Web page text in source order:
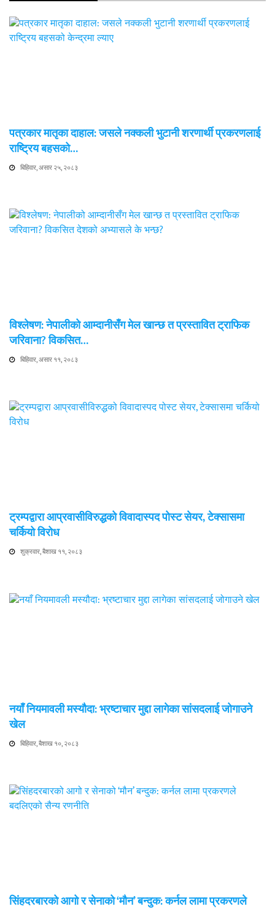
पत्रकार मातृका दाहाल: जसले नक्कली भुटानी शरणार्थी प्रकरणलाई
राष्ट्रिय बहसको…
बिहिवार, असार २५, २०८३
विश्लेषण: नेपालीको आम्दानीसँग मेल खान्छ त प्रस्तावित ट्राफिक
जरिवाना? विकसित…
बिहिवार, असार ११, २०८३
ट्रम्पद्वारा आप्रवासीविरुद्धको विवादास्पद पोस्ट सेयर, टेक्सासमा
चर्कियो विरोध
शुक्रवार, बैशाख ११, २०८३
नयाँ नियमावली मस्यौदा: भ्रष्टाचार मुद्दा लागेका सांसदलाई जोगाउने
खेल
बिहिवार, बैशाख १०, २०८३
सिंहदरबारको आगो र सेनाको ‘मौन’ बन्दुक: कर्नल लामा प्रकरणले